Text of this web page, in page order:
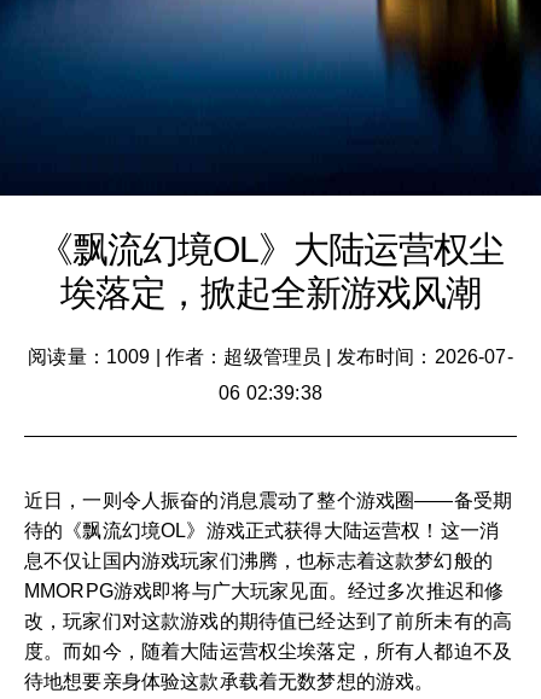
《飘流幻境OL》大陆运营权尘
埃落定，掀起全新游戏风潮
阅读量：1009 作者：超级管理员
发布时间：2026-07-
06 02:39:38
近日，一则令人振奋的消息震动了整个游戏圈——备受期
待的《飘流幻境OL》游戏正式获得大陆运营权！这一消
息不仅让国内游戏玩家们沸腾，也标志着这款梦幻般的
MMORPG游戏即将与广大玩家见面。经过多次推迟和修
改，玩家们对这款游戏的期待值已经达到了前所未有的高
度。而如今，随着大陆运营权尘埃落定，所有人都迫不及
待地想要亲身体验这款承载着无数梦想的游戏。